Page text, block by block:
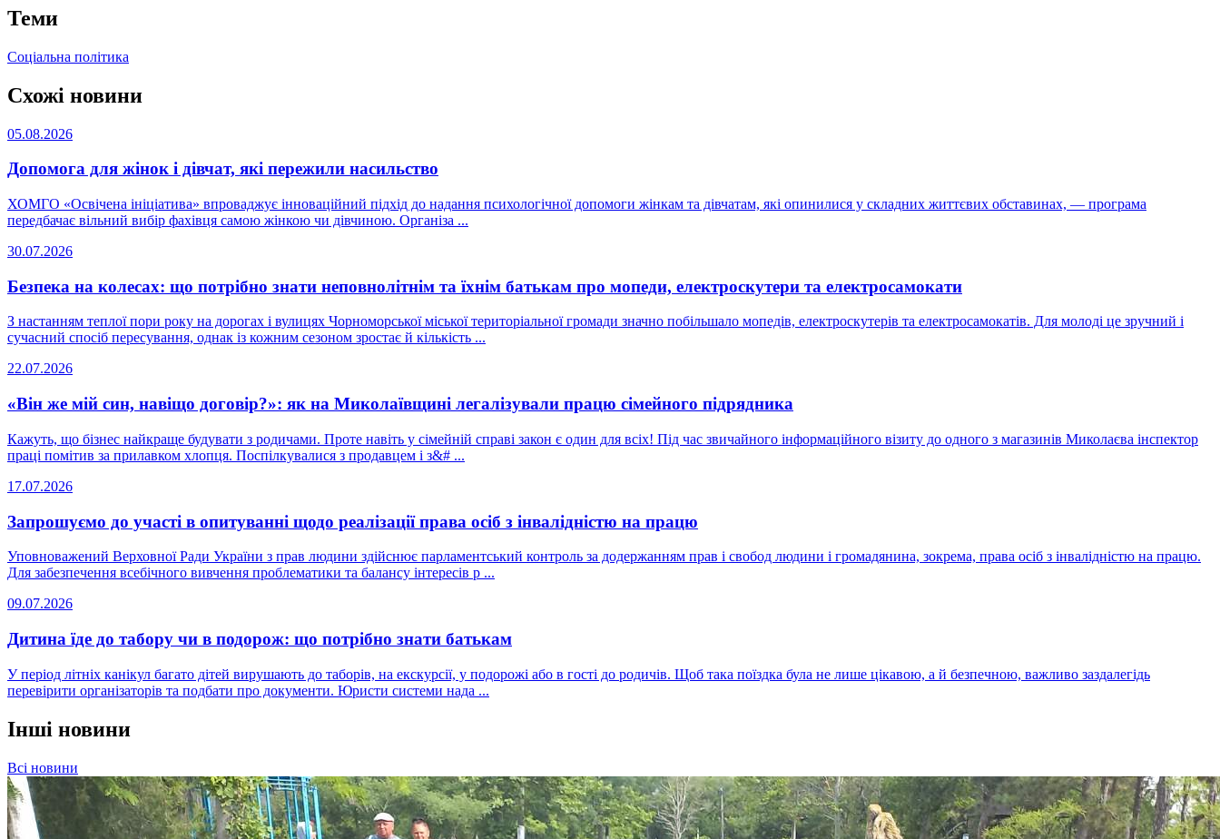
Теми
Соціальна політика
Схожі новини
05.08.2026
Допомога для жінок і дівчат, які пережили насильство
ХОМГО «Освічена ініціатива» впроваджує інноваційний підхід до надання психологічної допомоги жінкам та дівчатам, які опинилися у складних життєвих обставинах, — програма
передбачає вільний вибір фахівця самою жінкою чи дівчиною. Організа ...
30.07.2026
Безпека на колесах: що потрібно знати неповнолітнім та їхнім батькам про мопеди, електроскутери та електросамокати
З настанням теплої пори року на дорогах і вулицях Чорноморської міської територіальної громади значно побільшало мопедів, електроскутерів та електросамокатів. Для молоді це зручний і
сучасний спосіб пересування, однак із кожним сезоном зростає й кількість ...
22.07.2026
«Він же мій син, навіщо договір?»: як на Миколаївщині легалізували працю сімейного підрядника
Кажуть, що бізнес найкраще будувати з родичами. Проте навіть у сімейній справі закон є один для всіх! Під час звичайного інформаційного візиту до одного з магазинів Миколаєва інспектор
праці помітив за прилавком хлопця. Поспілкувалися з продавцем і з&# ...
17.07.2026
Запрошуємо до участі в опитуванні щодо реалізації права осіб з інвалідністю на працю
Уповноважений Верховної Ради України з прав людини здійснює парламентський контроль за додержанням прав і свобод людини і громадянина, зокрема, права осіб з інвалідністю на працю.
Для забезпечення всебічного вивчення проблематики та балансу інтересів р ...
09.07.2026
Дитина їде до табору чи в подорож: що потрібно знати батькам
У період літніх канікул багато дітей вирушають до таборів, на екскурсії, у подорожі або в гості до родичів. Щоб така поїздка була не лише цікавою, а й безпечною, важливо заздалегідь
перевірити організаторів та подбати про документи. Юристи системи нада ...
Інші новини
Всі новини